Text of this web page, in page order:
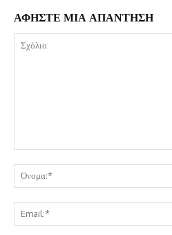
ΑΦΗΣΤΕ ΜΙΑ ΑΠΑΝΤΗΣΗ